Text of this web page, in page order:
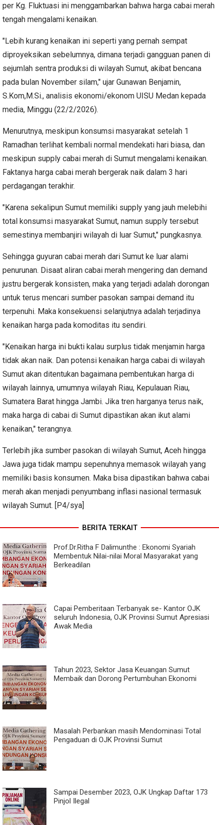
per Kg. Fluktuasi ini menggambarkan bahwa harga cabai merah
tengah mengalami kenaikan.
"Lebih kurang kenaikan ini seperti yang pernah sempat
diproyeksikan sebelumnya, dimana terjadi gangguan panen di
sejumlah sentra produksi di wilayah Sumut, akibat bencana
pada bulan November silam," ujar Gunawan Benjamin,
S.Kom,M.Si., analisis ekonomi/ekonom UISU Medan kepada
media, Minggu (22/2/2026).
Menurutnya, meskipun konsumsi masyarakat setelah 1
Ramadhan terlihat kembali normal mendekati hari biasa, dan
meskipun supply cabai merah di Sumut mengalami kenaikan.
Faktanya harga cabai merah bergerak naik dalam 3 hari
perdagangan terakhir.
"Karena sekalipun Sumut memiliki supply yang jauh melebihi
total konsumsi masyarakat Sumut, namun supply tersebut
semestinya membanjiri wilayah di luar Sumut," pungkasnya.
Sehingga guyuran cabai merah dari Sumut ke luar alami
penurunan. Disaat aliran cabai merah mengering dan demand
justru bergerak konsisten, maka yang terjadi adalah dorongan
untuk terus mencari sumber pasokan sampai demand itu
terpenuhi. Maka konsekuensi selanjutnya adalah terjadinya
kenaikan harga pada komoditas itu sendiri.
"Kenaikan harga ini bukti kalau surplus tidak menjamin harga
tidak akan naik. Dan potensi kenaikan harga cabai di wilayah
Sumut akan ditentukan bagaimana pembentukan harga di
wilayah lainnya, umumnya wilayah Riau, Kepulauan Riau,
Sumatera Barat hingga Jambi. Jika tren harganya terus naik,
maka harga di cabai di Sumut dipastikan akan ikut alami
kenaikan," terangnya.
Terlebih jika sumber pasokan di wilayah Sumut, Aceh hingga
Jawa juga tidak mampu sepenuhnya memasok wilayah yang
memiliki basis konsumen. Maka bisa dipastikan bahwa cabai
merah akan menjadi penyumbang inflasi nasional termasuk
wilayah Sumut. [P4/sya]
BERITA TERKAIT
Prof.Dr.Ritha F Dalimunthe : Ekonomi Syariah
Membentuk Nilai-nilai Moral Masyarakat yang
Berkeadilan
Capai Pemberitaan Terbanyak se- Kantor OJK
seluruh Indonesia, OJK Provinsi Sumut Apresiasi
Awak Media
Tahun 2023, Sektor Jasa Keuangan Sumut
Membaik dan Dorong Pertumbuhan Ekonomi
Masalah Perbankan masih Mendominasi Total
Pengaduan di OJK Provinsi Sumut
Sampai Desember 2023, OJK Ungkap Daftar 173
Pinjol Ilegal